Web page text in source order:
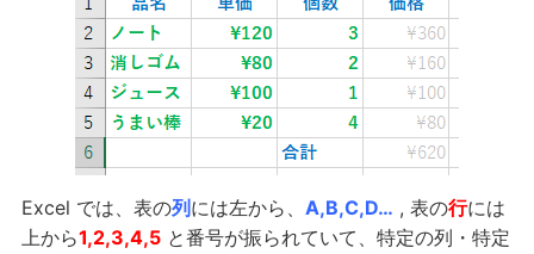
Excel では、表の列 には左から、 A,B,C,D… , 表の行には
上から1,2,3,4,5と番号が振られていて、特定の列・特定